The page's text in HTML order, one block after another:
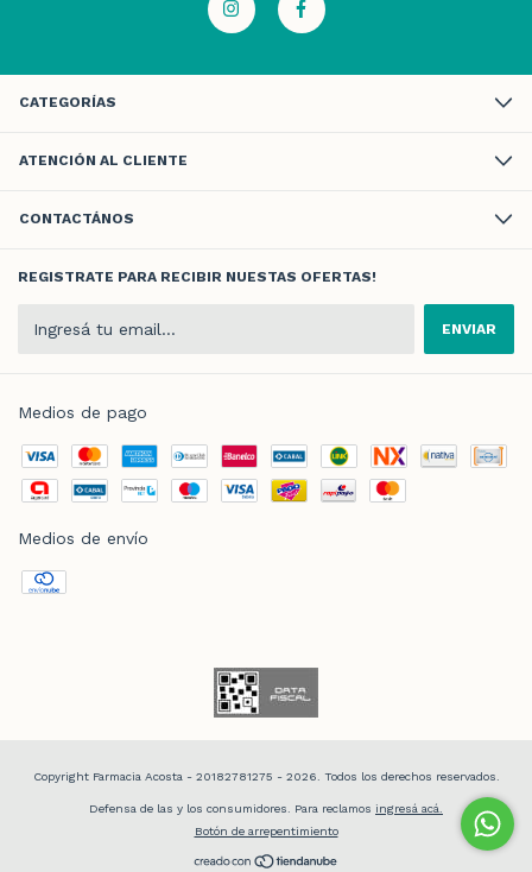
CATEGORÍAS
ATENCIÓN AL CLIENTE
CONTACTÁNOS
REGISTRATE PARA RECIBIR NUESTAS OFERTAS!
Medios de pago
Medios de envío
Copyright Farmacia Acosta - 20182781275 - 2026. Todos los derechos reservados.
Defensa de las y los consumidores. Para reclamos ingresá acá.
Botón de arrepentimiento